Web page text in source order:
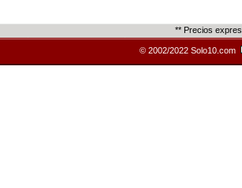
** Precios
© 2002/2022 Solo10.com